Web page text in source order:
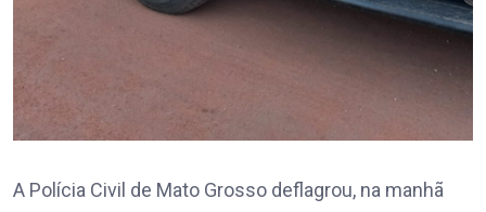
A Polícia Civil de Mato Grosso deflagrou, na manhã